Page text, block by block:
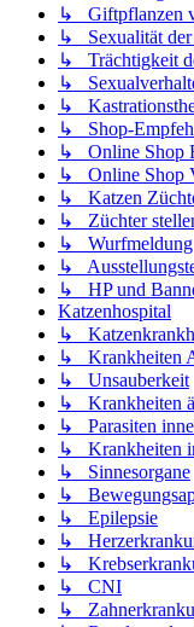
↳ Giftpflanzen
↳ Sexualität der
↳ Trächtigkeit
↳
↳
↳ Shop-
↳ Online Shop
↳ Online Shop
↳ Katzen
↳ Züchter
↳ Wurfmeldung
↳
↳ HP und
Katzenhospital
↳
↳ Krankheiten
↳ Unsauberkeit
↳ Krankheiten
↳ Parasiten
↳ Krankheiten
↳ Sinnesorgane
↳
↳ Epilepsie
↳
↳
↳ CNI
↳